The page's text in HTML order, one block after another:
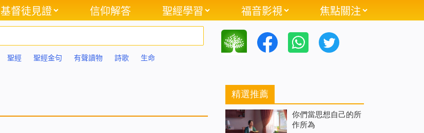
基督徒見證 信仰解答 聖經學習 福音影視 焦點關注
聖經 聖經金句 有聲讀物 詩歌 生命
精選推薦
你們當思想自己的所
作所為